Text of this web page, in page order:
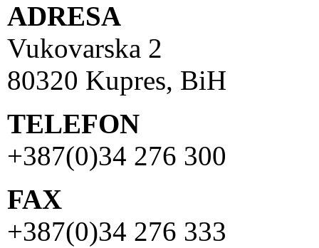
ADRESA
Vukovarska 2
80320 Kupres, BiH
TELEFON
+387(0)34 276 300
FAX
+387(0)34 276 333